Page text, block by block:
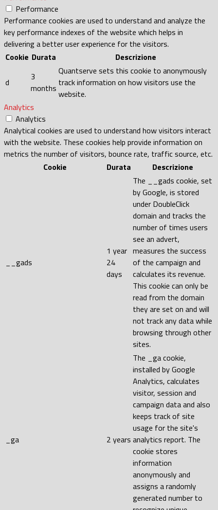
Performance
Performance cookies are used to understand and analyze the
key performance indexes of the website which helps in
delivering a better user experience for the visitors.
Cookie Durata Descrizione
d
3
months
Quantserve sets this cookie to anonymously
track information on how visitors use the
website.
Analytics
Analytics
Analytical cookies are used to understand how visitors interact
with the website. These cookies help provide information on
metrics the number of visitors, bounce rate, traffic source, etc.
Cookie
Durata Descrizione
__gads
1 year
24
days
The __gads cookie, set
by Google, is stored
under DoubleClick
domain and tracks the
number of times users
see an advert,
measures the success
of the campaign and
calculates its revenue.
This cookie can only be
read from the domain
they are set on and will
not track any data while
browsing through other
sites.
_ga 2 years
The _ga cookie,
installed by Google
Analytics, calculates
visitor, session and
campaign data and also
keeps track of site
usage for the site's
analytics report. The
cookie stores
information
anonymously and
assigns a randomly
generated number to